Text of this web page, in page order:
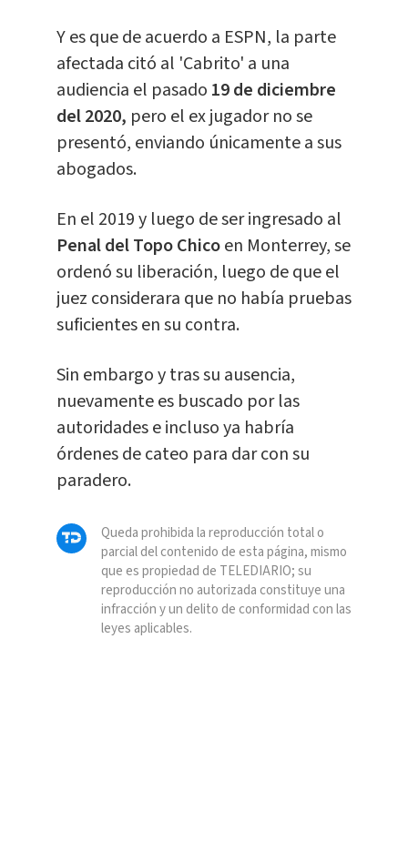
Y es que de acuerdo a ESPN, la parte
afectada citó al 'Cabrito' a una
audiencia el pasado 19 de diciembre
del 2020, pero el ex jugador no se
presentó, enviando únicamente a sus
abogados.
En el 2019 y luego de ser ingresado al
Penal del Topo Chicoen Monterrey, se
ordenó su liberación, luego de que el
juez considerara que no había pruebas
suficientes en su contra.
Sin embargo y tras su ausencia,
nuevamente es buscado por las
autoridades e incluso ya habría
órdenes de cateo para dar con su
paradero.
Queda prohibida la reproducción total o
parcial del contenido de esta página, mismo
que es propiedad de TELEDIARIO; su
reproducción no autorizada constituye una
infracción y un delito de conformidad con las
leyes aplicables.